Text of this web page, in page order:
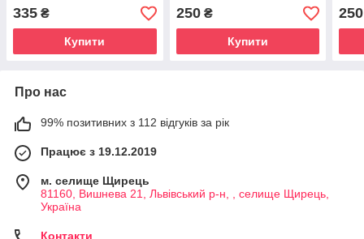
335 ₴
Купити
250₴
Купити
250
Про нас
99% позитивних з 112 відгуків за рік
Працює з 19.12.2019
м. селище Щирець
81160, Вишнева 21, Львівський р-н, , селище Щирець,
Україна
Контакти